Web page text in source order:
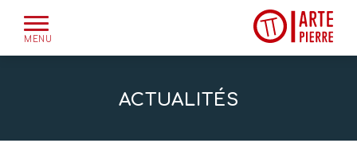
content
MENU
ACTUALITÉS